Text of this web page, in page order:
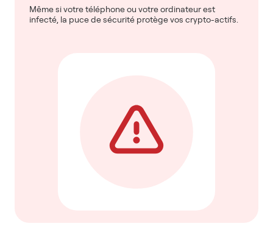
Même si votre téléphone ou votre ordinateur est
infecté, la puce de sécurité protège vos crypto-actifs.